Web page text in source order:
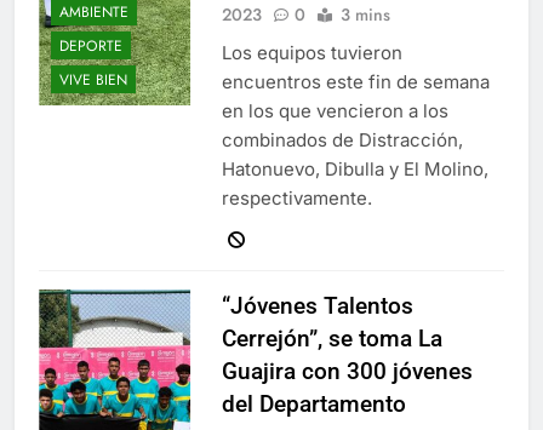
AMBIENTE
DEPORTE
VIVE BIEN
2023
0 3 mins
Los equipos tuvieron
encuentros este fin de semana
en los que vencieron a los
combinados de Distracción,
Hatonuevo, Dibulla y El Molino,
respectivamente.
“Jóvenes Talentos
Cerrejón”, se toma La
Guajira con 300 jóvenes
del Departamento